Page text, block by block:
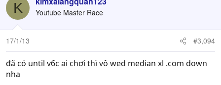
K Youtube Master Race
17/1/13 #3,094
đã có until v6c ai chơi thì vô wed median xl .com down
nha